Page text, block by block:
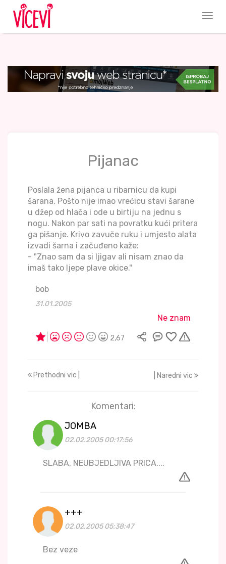
Pijanac
Poslala žena pijanca u ribarnicu da kupi
šarana. Pošto nije imao vrećicu stavi šarane
u džep od hlača i ode u birtiju na jednu s
nogu. Nakon par sati na povratku kući pritera
ga pišanje. Krivo zavuče ruku i umjesto alata
izvadi šarna i začuđeno kaže:
- "Znao sam da si ljigav ali nisam znao da
imaš tako ljepe plave okice."
bob
31.01.2005
Ne znam
2,67
Prethodni vic | | Naredni vic
Komentari:
JOMBA
02.02.2005 00:17:56
SLABA, NEUBJEDLJIVA PRICA....
+++
02.02.2005 05:38:47
Bez veze